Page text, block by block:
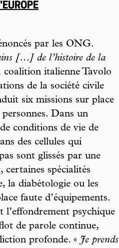
par les ONG.
[…] de l’histoire de la
coalition italienne Tavolo
de la société civile
six missions sur place
Dans un
conditions de vie de
des cellules qui
sont glissés par une
spécialités
la diabétologie ou les
faute d’équipements.
l’effondrement psychique
de parole continue,
profonde. « Je prends